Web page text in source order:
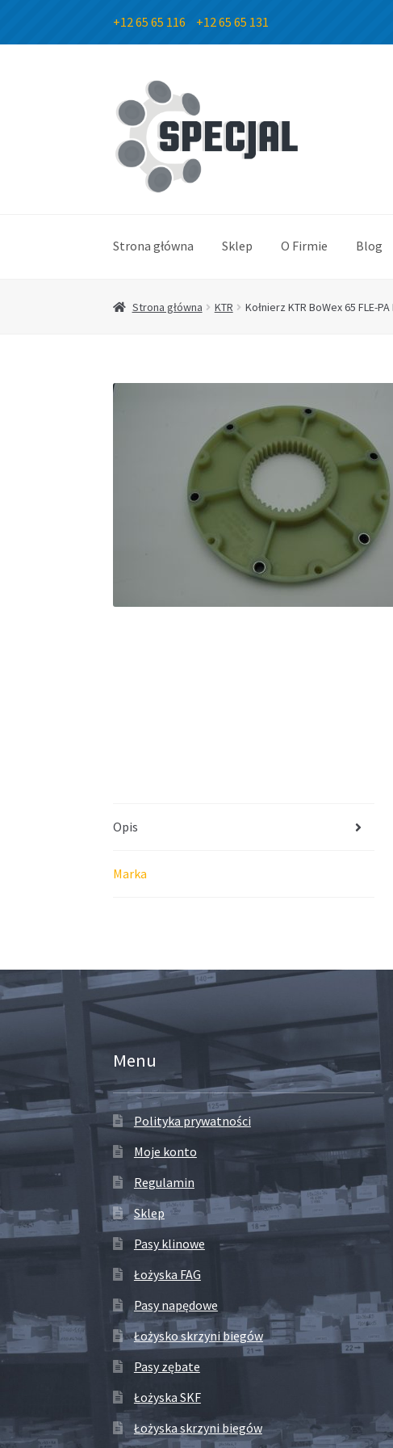
+12 65 65 116 +12 65 65 131
Przejdź
do
nawigacji
Przejdź
do
treści
Strona główna Sklep O Firmie Blog
Strona główna KTR Kołnierz KTR BoWex 65 FLE-
Opis
Marka
Menu
Polityka prywatności
Moje konto
Regulamin
Sklep
Pasy klinowe
Łożyska FAG
Pasy napędowe
Łożysko skrzyni biegów
Pasy zębate
Łożyska SKF
Łożyska skrzyni biegów